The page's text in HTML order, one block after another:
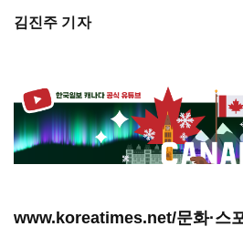
김진주 기자
www.koreatimes.net/문화·스